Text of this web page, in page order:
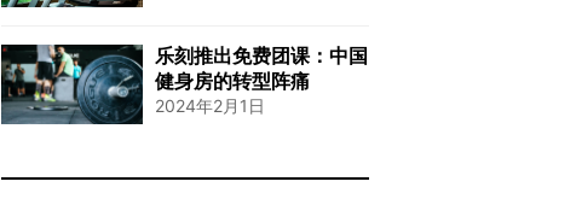
乐刻推出免费团课：中国
健身房的转型阵痛
2024年2月1日